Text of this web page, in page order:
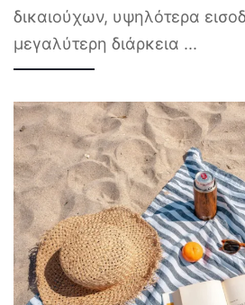
δικαιούχων, υψηλότερα
μεγαλύτερη διάρκεια ...